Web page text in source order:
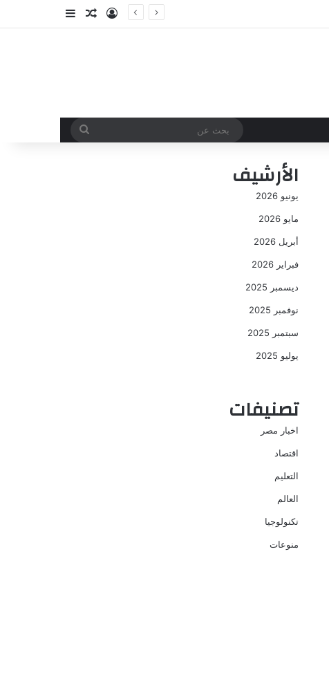
تسجيل الدخول
مقال عشوائي
إضافة عمود
بحث
الأرشيف
يونيو 2026
مايو 2026
أبريل 2026
فبراير 2026
ديسمبر 2025
نوفمبر 2025
سبتمبر 2025
يوليو 2025
تصنيفات
اخبار مصر
اقتصاد
التعليم
العالم
تكنولوجيا
منوعات